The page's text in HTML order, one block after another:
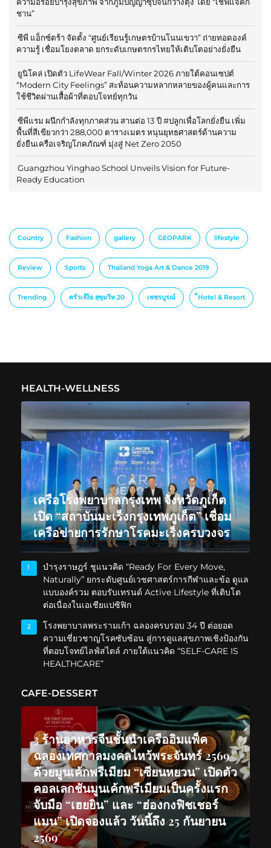
ชาน”
ซีพี แอ็กซ์ตร้า จัดตั้ง “ศูนย์เรียนรู้เกษตรบ้านโนนเขวา” ถ่ายทอดองค์
ความรู้ เชื่อมโยงตลาด ยกระดับเกษตรกรไทยให้เติบโตอย่างยั่งยืน
ยูนิโคล่ เปิดตัว LifeWear Fall/Winter 2026 ภายใต้คอนเซปต์
“Modern City Feelings” สะท้อนความหลากหลายของผู้คนและการ
ใช้ชีวิตผ่านเสื้อผ้าที่ตอบโจทย์ทุกวัน
ซีพีแรม ผนึกกำลังทุกภาคส่วน สานต่อ 13 ปี #ปลูกเพื่อโลกยั่งยืน เพิ่ม
พื้นที่สีเขียวกว่า 288,000 ตารางเมตร หนุนยุทธศาสตร์ด้านความ
ยั่งยืนเครือเจริญโภคภัณฑ์ มุ่งสู่ Net Zero 2050
Guangzhou Yinghao School Unveils Vision for Future-
Ready Education
Country Fashion gallery GEOPARK lifestyle
Review Sports Thailand Yoga Art & Dance 2019
Trending ครัวเจ๊ง้อ สุขุมวิท 20 เพชรบูรณ์ ็Hotel & Resort
HEALTH-WELLNESS
เครือโรงพยาบาลกรุงเทพ จังหวัดภูเก็ต
เปิด “สถาบันมะเร็งกรุงเทพภูเก็ต” เชื่อม
เครือข่ายการรักษาโรคมะเร็งครบวงจร
1
บำรุงราษฎร์ ชูแนวคิด “Ready For Every Move,
Naturally” ยกระดับศูนย์เวชศาสตร์การกีฬาและข้อ ดูแล
แบบองค์รวม ตอบรับเทรนด์ Active Lifestyle ที่เติบโต
ต่อเนื่องในเอเชียแปซิฟิก
2
โรงพยาบาลพระรามเก้า ฉลองครบรอบ 34 ปี ต่อยอด
ความเชี่ยวชาญโรคซับซ้อน สู่การดูแลสุขภาพเชิงป้องกัน
ที่ตอบโจทย์ไลฟ์สไตล์ ภายใต้แนวคิด “SELF-CARE IS
HEALTHCARE”
CAFE-DESSERT
3 ร้านอาหารจีนชั้นนำเครืออิมแพ็ค
ฉลองเทศกาลมงคลไหว้พระจันทร์ 2569
ด้วยมูนเค้กพรีเมียม “เซียนหยวน” เปิดตัว
คอลเลกชันมูนเค้กพรีเมียมเป็นครั้งแรก
จับมือ “เฮยยิน” และ “ฮ่องกงฟิชเชอร์
แมน” เปิดจองแล้ว วันนี้ถึง 25 กันยายน
2569